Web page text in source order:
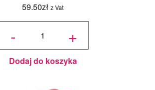
59.50zł z Vat
-
ilość Mata
pieczenia
perforowana
Air Mat
Eklery i
Ptysie -
+
Dodaj do koszyka